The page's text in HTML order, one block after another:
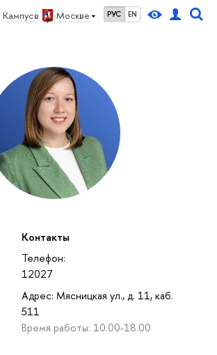
Кампус в Москве РУС EN
Контакты
Телефон:
12027
Адрес: Мясницкая ул., д. 11, каб.
511
Время работы: 10.00-18.00